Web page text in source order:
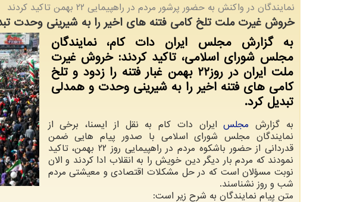
نمایندگان در واكنش به حضور پرشور مردم در راهپیمایی ۲۲ بهمن تاكید كردند
خروش غیرت ملت تلخ کامی فتنه های اخیر را به شیرینی وحدت
به گزارش مجلس ایران دات کام، نمایندگان
مجلس شورای اسلامی، تاکید کردند: خروش غیرت
ملت ایران در روز۲۲ بهمن غبار فتنه را زدود و تلخ
کامی های فتنه اخیر را به شیرینی وحدت و همدلی
تبدیل کرد.
به گزارش مجلسایران دات کام به نقل از ایسنا، برخی از
نمایندگان مجلس شورای اسلامی با صدور پیام هایی ضمن
قدردانی از حضور باشکوه مردم در راهپیمایی روز ۲۲ بهمن، تاکید
نمودند که مردم بار دیگر دین خویش را به انقلاب ادا کردند و الان
نوبت مسؤلان است که در حل مشکلات اقتصادی و معیشتی مردم
شب و روز نشناسند.
متن پیام نمایندگان به شرح زیر است: